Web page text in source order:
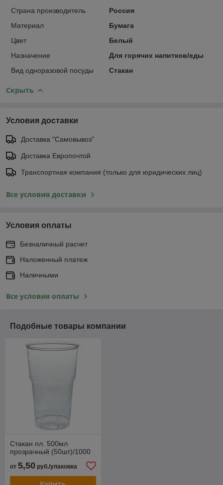
Страна производитель
Россия
Материал
Бумага
Цвет
Белый
Назначение
Для горячих напитков/еды
Вид одноразовой посуды
Стакан
Скрыть
Условия доставки
Доставка "Самовывоз"
Доставка Европочтой
Транспортная компания (только для юридических лиц)
Все условия доставки
Условия оплаты
Безналичный расчет
Наложенный платеж
Наличными
Все условия оплаты
Подобные товары компании
Стакан пл. 500мл
прозрачный (50шт)/1000
от 5,50 руб./упаковка